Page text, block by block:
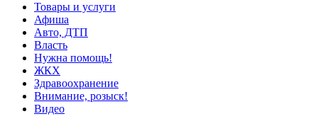
Товары и услуги
Афиша
Авто, ДТП
Власть
Нужна помощь!
ЖКХ
Здравоохранение
Внимание, розыск!
Видео